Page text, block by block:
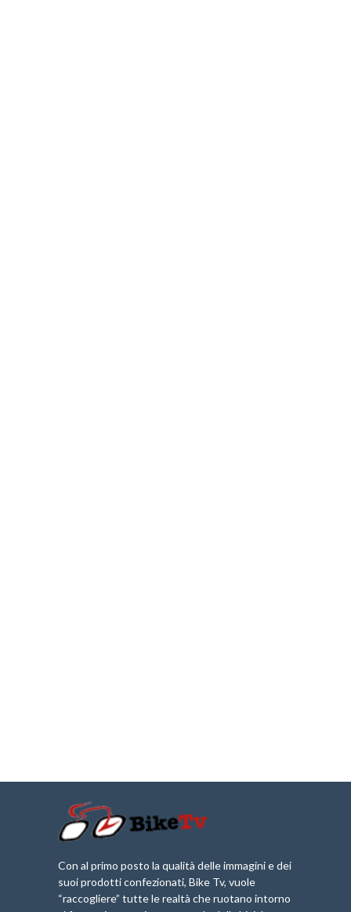
Con al primo posto la qualità delle immagini e dei
suoi prodotti confezionati, Bike Tv, vuole
“raccogliere” tutte le realtà che ruotano intorno